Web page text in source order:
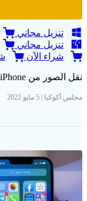
تنزيل مجاني
تنزيل مجاني
شراء الآن
نقل الصور من iPhone إلى الكمبيوتر
محلس أكوكيا | 5 مايو 2022